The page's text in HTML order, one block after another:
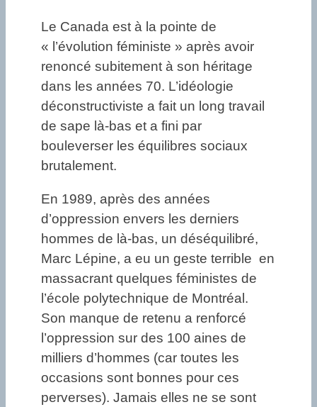
Le Canada est à la pointe de
« l’évolution féministe » après avoir
renoncé subitement à son héritage
dans les années 70. L’idéologie
déconstructiviste a fait un long travail
de sape là-bas et a fini par
bouleverser les équilibres sociaux
brutalement.
En 1989, après des années
d’oppression envers les derniers
hommes de là-bas, un déséquilibré,
Marc Lépine, a eu un geste terrible en
massacrant quelques féministes de
l’école polytechnique de Montréal.
Son manque de retenu a renforcé
l’oppression sur des 100 aines de
milliers d’hommes (car toutes les
occasions sont bonnes pour ces
perverses). Jamais elles ne se sont